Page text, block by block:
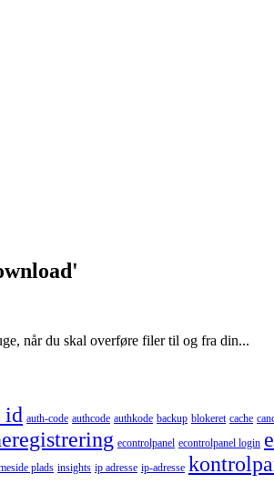
når du skal overføre filer til og fra din...
id auth-code authcode authkode backup blokeret cache
econtrolpanel econtrolpanel login
plads insights ip adresse ip-adresse